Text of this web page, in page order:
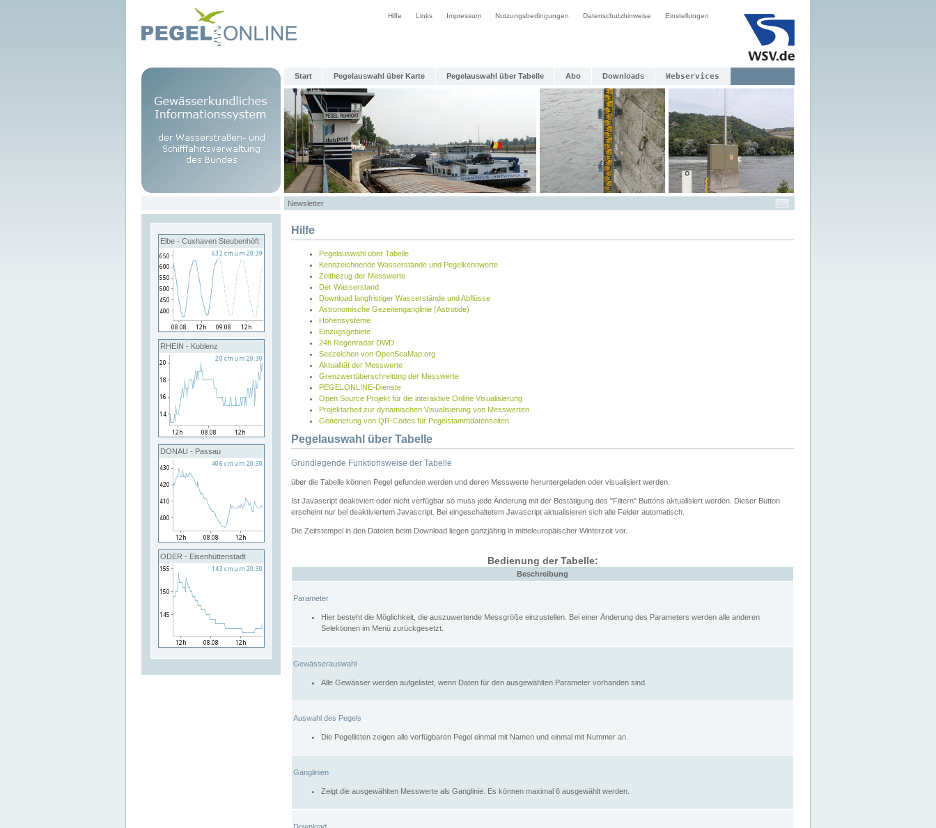
Hilfe Links Impressum Nutzungsbedingungen Datenschutzhinweise Einstellungen
Start Pegelauswahl über Karte Pegelauswahl über Tabelle Abo Downloads Webservices
Newsletter
Elbe - Cuxhaven Steubenhöft
RHEIN - Koblenz
DONAU - Passau
ODER - Eisenhüttenstadt
Hilfe
Pegelauswahl über Tabelle
Kennzeichnende Wasserstände und Pegelkennwerte
Zeitbezug der Messwerte
Der Wasserstand
Download langfristiger Wasserstände und Abflüsse
Astronomische Gezeitenganglinie (Astrotide)
Höhensysteme
Einzugsgebiete
24h Regenradar DWD
Seezeichen von OpenSeaMap.org
Aktualität der Messwerte
Grenzwertüberschreitung der Messwerte
PEGELONLINE-Dienste
Open Source Projekt für die interaktive Online Visualisierung
Projektarbeit zur dynamischen Visualisierung von Messwerten
Generierung von QR-Codes für Pegelstammdatenseiten
Pegelauswahl über Tabelle
Grundlegende Funktionsweise der Tabelle
über die Tabelle können Pegel gefunden werden und deren Messwerte heruntergeladen oder visualisiert werden.
Ist Javascript deaktiviert oder nicht verfügbar so muss jede Änderung mit der Bestätigung des "Filtern" Buttons aktualisiert werden. Dieser Button
erscheint nur bei deaktiviertem Javascript. Bei eingeschaltetem Javascript aktualisieren sich alle Felder automatisch.
Die Zeitstempel in den Dateien beim Download liegen ganzjährig in mitteleuropäischer Winterzeit vor.
Bedienung der Tabelle:
Beschreibung
Parameter
Hier besteht die Möglichkeit, die auszuwertende Messgröße einzustellen. Bei einer Änderung des Parameters werden alle anderen
Selektionen im Menü zurückgesetzt.
Gewässerauswahl
Alle Gewässer werden aufgelistet, wenn Daten für den ausgewählten Parameter vorhanden sind.
Auswahl des Pegels
Die Pegellisten zeigen alle verfügbaren Pegel einmal mit Namen und einmal mit Nummer an.
Ganglinien
Zeigt die ausgewählten Messwerte als Ganglinie. Es können maximal 6 ausgewählt werden.